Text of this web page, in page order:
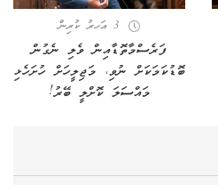
3 އަހރު ކުރިން
ފަރެސްމާތޮޑާއިން ވެލި ނެގުން
ބޮޑުކަމަކަށް ނުވި، މަޖިލީހަށް ހުށަހެޅި
މައްސަލަ ކޮށްލީ ބޭރު!